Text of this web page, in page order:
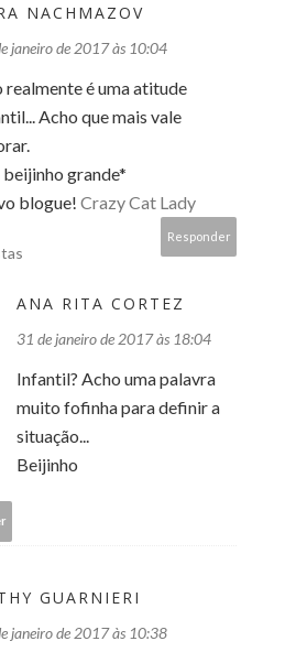
NACHMAZOV
janeiro de 2017 às 10:04
realmente é uma atitude
Acho que mais vale
beijinho grande*
blogue! Crazy Cat Lady
Responder
ANA RITA CORTEZ
31 de janeiro de 2017 às 18:04
Infantil? Acho uma palavra
muito fofinha para definir a
situação...
Beijinho
GUARNIERI
janeiro de 2017 às 10:38